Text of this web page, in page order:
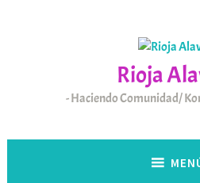
Rioja
Haciendo Comunidad/